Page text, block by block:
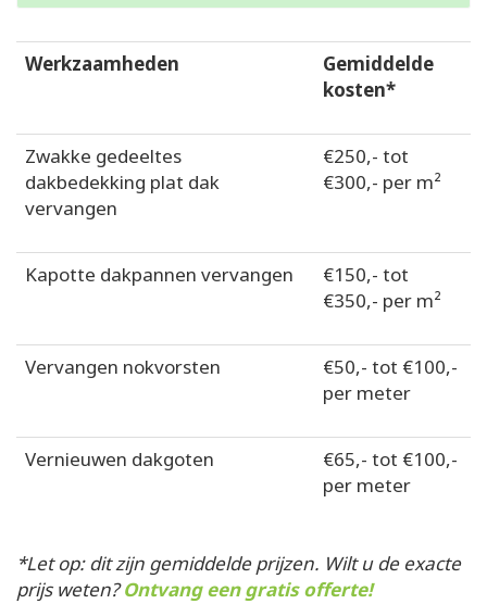
Werkzaamheden
Gemiddelde
kosten*
Zwakke gedeeltes
dakbedekking plat dak
vervangen
€250,- tot
€300,- per m²
Kapotte dakpannen vervangen
€150,- tot
€350,- per m²
Vervangen nokvorsten
€50,- tot €100,-
per meter
Vernieuwen dakgoten
€65,- tot €100,-
per meter
*Let op: dit zijn gemiddelde prijzen. Wilt u de exacte
prijs weten?Ontvang een gratis offerte!